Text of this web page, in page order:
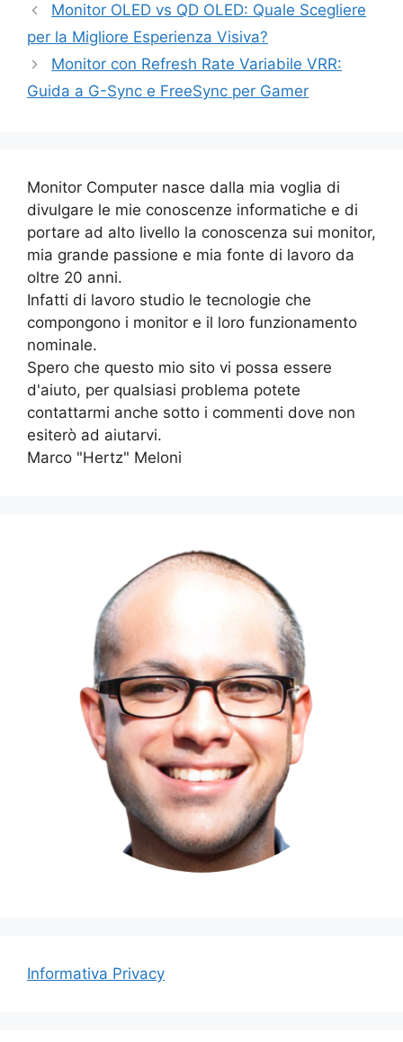
Monitor OLED vs QD OLED: Quale Scegliere
per la Migliore Esperienza Visiva?
Monitor con Refresh Rate Variabile VRR:
Guida a G-Sync e FreeSync per Gamer
Monitor Computer nasce dalla mia voglia di
divulgare le mie conoscenze informatiche e di
portare ad alto livello la conoscenza sui monitor,
mia grande passione e mia fonte di lavoro da
oltre 20 anni.
Infatti di lavoro studio le tecnologie che
compongono i monitor e il loro funzionamento
nominale.
Spero che questo mio sito vi possa essere
d'aiuto, per qualsiasi problema potete
contattarmi anche sotto i commenti dove non
esiterò ad aiutarvi.
Marco "Hertz" Meloni
Informativa Privacy